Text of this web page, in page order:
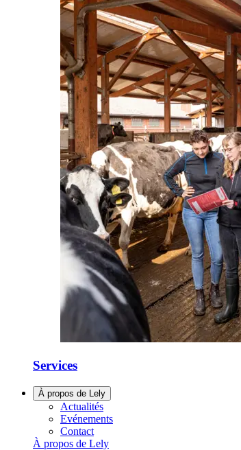
Services
À propos de Lely
Actualités
Evénements
Contact
À propos de Lely